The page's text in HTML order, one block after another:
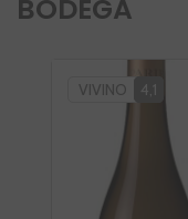
BODEGA
VIVINO 4,1